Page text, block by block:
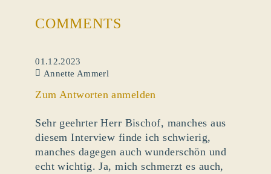
COMMENTS
01.12.2023
Annette Ammerl
Zum Antworten anmelden
Sehr geehrter Herr Bischof, manches aus
diesem Interview finde ich schwierig,
manches dagegen auch wunderschön und
echt wichtig. Ja, mich schmerzt es auch,